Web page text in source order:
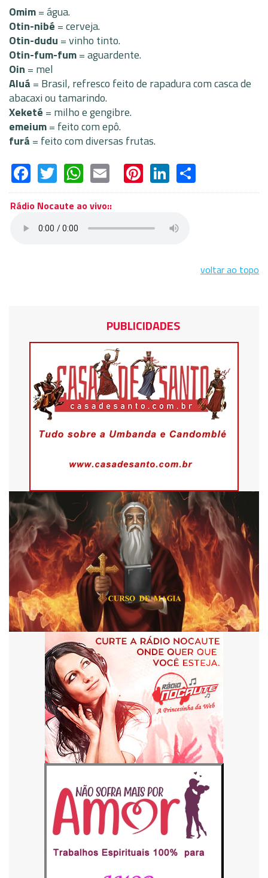
Omim= água.
Otin-nibé = cerveja.
Otin-dudu = vinho tinto.
Otin-fum-fum= aguardente.
Oin = mel
Aluá = Brasil, refresco feito de rapadura com casca de
abacaxi ou tamarindo.
Xeketé = milho e gengibre.
emeium= feito com epô.
furá = feito com diversas frutas.
Facebook
TwitterWhatsApp
EmailPinterest
LinkedIn
Rádio Nocaute ao vivo::
voltar ao topo
PUBLICIDADES